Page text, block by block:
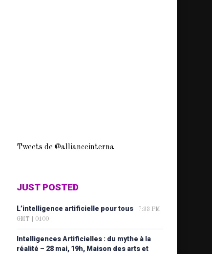
Tweets de @allianceinterna
JUST POSTED
L’intelligence artificielle pour tous
7:33 PM
GMT+0100
Intelligences Artificielles : du mythe à la
réalité – 28 mai, 19h, Maison des arts et